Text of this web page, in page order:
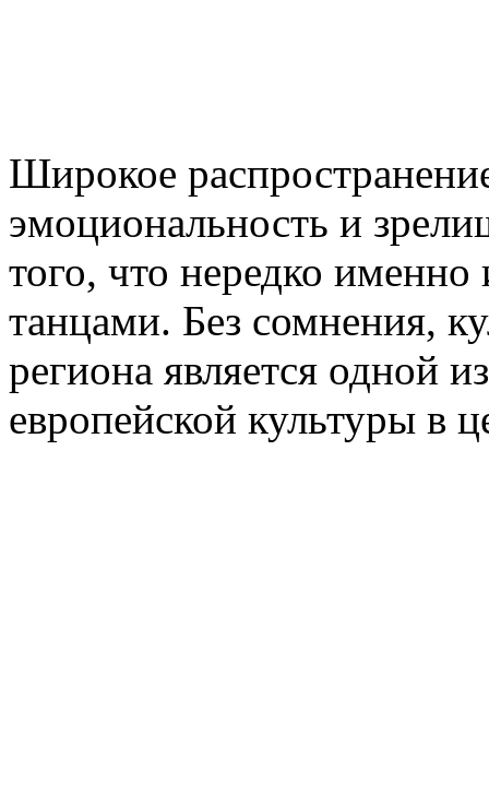
Широкое
эмоциональность и
того, что нередко
танцами. Без сомнения,
региона является одной
европейской культуры в